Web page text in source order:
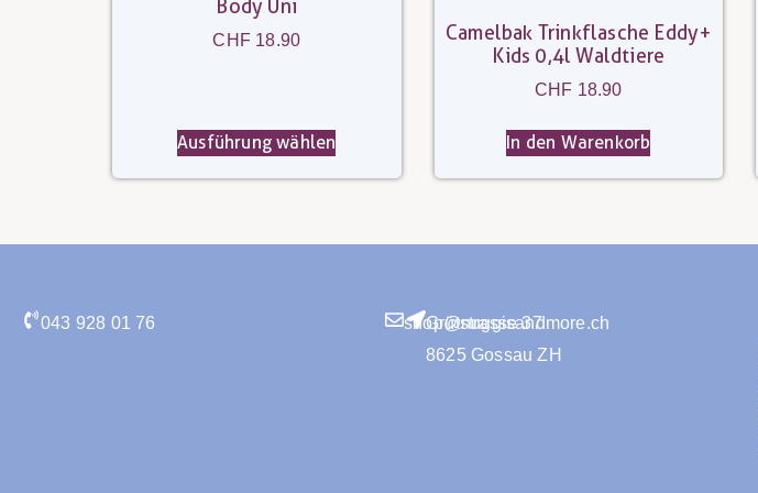
Body Uni
CHF18.90
Ausführung wählen
Camelbak Trinkflasche Eddy+
Kids 0,4l Waldtiere
CHF 18.90
In den Warenkorb
043 928 01 76 shop@nuggisandmore.ch
Grütstrasse 37
8625 Gossau ZH